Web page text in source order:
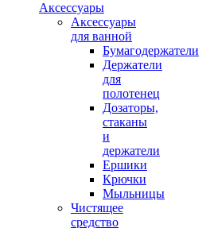
Аксессуары
Аксессуары
для ванной
Бумагодержатели
Держатели
для
полотенец
Дозаторы,
стаканы
и
держатели
Ершики
Крючки
Мыльницы
Чистящее
средство